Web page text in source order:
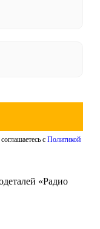
с Политикой
«Радио